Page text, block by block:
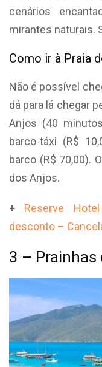
cenários
mirantes naturais.
Como ir à Praia
Não é possível
dá para lá chegar
Anjos (40
barco-táxi (R$
barco (R$ 70,00).
dos Anjos.
+
Reserve
desconto –
3 – Prainhas